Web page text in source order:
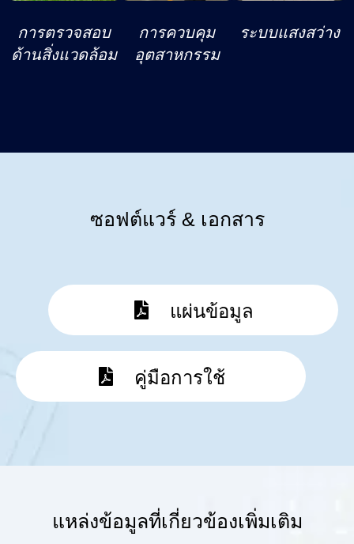
การตรวจสอบ
ด้านสิ่งแวดล้อม
การควบคุม
อุตสาหกรรม
ระบบแสงสว่าง
ซอฟต์แวร์ & เอกสาร
แผ่นข้อมูล
คู่มือการใช้
แหล่งข้อมูลที่เกี่ยวข้องเพิ่มเติม